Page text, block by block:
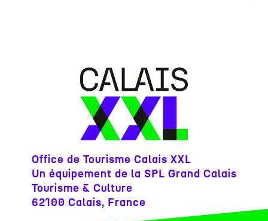
Office de Tourisme Calais XXL
Un équipement de la SPL Grand Calais
Tourisme & Culture
62100 Calais, France